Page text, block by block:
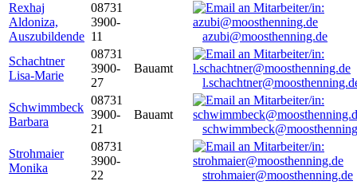
Rexhaj
Aldoniza,
Auszubildende
08731
3900-
11
azubi@moosthenning.de
Schachtner
Lisa-Marie
08731
3900-
27
Bauamt
Schwimmbeck
Barbara
08731
3900-
21
Bauamt
Strohmaier
Monika
08731
3900-
22
strohmaier@moosthenning.de